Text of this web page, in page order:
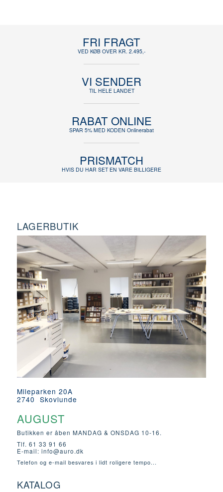
FRI FRAGT
VED KØB OVER KR. 2.495,-
VI SENDER
TIL HELE LANDET
RABAT ONLINE
SPAR 5% MED KODEN Onlinerabat
PRISMATCH
HVIS DU HAR SET EN VARE BILLIGERE
LAGERBUTIK
Mileparken 20A
2740 Skovlunde
AUGUST
Butikken er åben MANDAG & ONSDAG 10-16.
Tlf. 61 33 91 66
E-mail: info@auro.dk
Telefon og e-mail besvares i lidt roligere tempo...
KATALOG